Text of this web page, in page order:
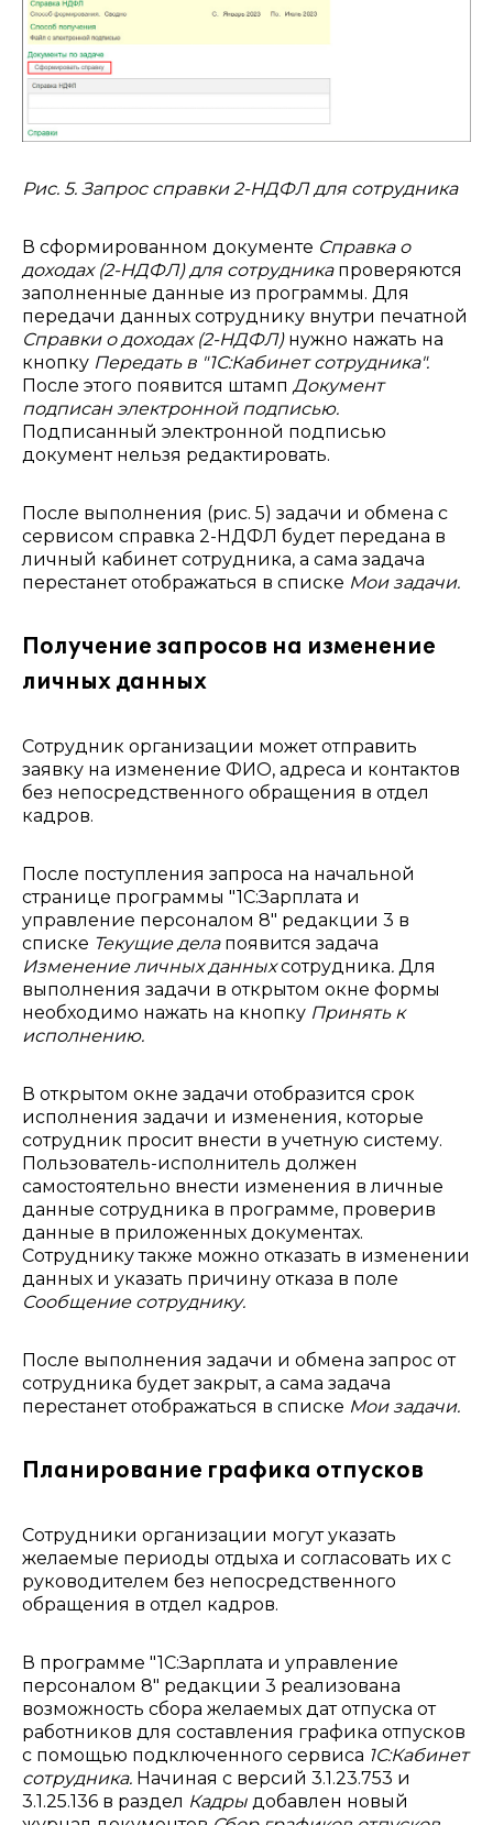
Рис. 5. Запрос справки 2-НДФЛ для сотрудника
В сформированном документе Справка о
доходах (2-НДФЛ) для сотрудника проверяются
заполненные данные из программы. Для
передачи данных сотруднику внутри печатной
Справки о доходах (2-НДФЛ) нужно нажать на
кнопку Передать в "1С:Кабинет сотрудника".
После этого появится штамп Документ
подписан электронной подписью.
Подписанный электронной подписью
документ нельзя редактировать.
После выполнения (рис. 5) задачи и обмена с
сервисом справка 2-НДФЛ будет передана в
личный кабинет сотрудника, а сама задача
перестанет отображаться в списке Мои задачи.
Получение запросов на изменение
личных данных
Сотрудник организации может отправить
заявку на изменение ФИО, адреса и контактов
без непосредственного обращения в отдел
кадров.
После поступления запроса на начальной
странице программы "1С:Зарплата и
управление персоналом 8" редакции 3 в
списке Текущие делапоявится задача
Изменение личных данныхсотрудника. Для
выполнения задачи в открытом окне формы
необходимо нажать на кнопку Принять к
исполнению.
В открытом окне задачи отобразится срок
исполнения задачи и изменения, которые
сотрудник просит внести в учетную систему.
Пользователь-исполнитель должен
самостоятельно внести изменения в личные
данные сотрудника в программе, проверив
данные в приложенных документах.
Сотруднику также можно отказать в изменении
данных и указать причину отказа в поле
Сообщение сотруднику.
После выполнения задачи и обмена запрос от
сотрудника будет закрыт, а сама задача
перестанет отображаться в списке Мои задачи.
Планирование графика отпусков
Сотрудники организации могут указать
желаемые периоды отдыха и согласовать их с
руководителем без непосредственного
обращения в отдел кадров.
В программе "1С:Зарплата и управление
персоналом 8" редакции 3 реализована
возможность сбора желаемых дат отпуска от
работников для составления графика отпусков
с помощью подключенного сервиса 1С:Кабинет
сотрудника. Начиная с версий 3.1.23.753 и
3.1.25.136 в раздел Кадры добавлен новый